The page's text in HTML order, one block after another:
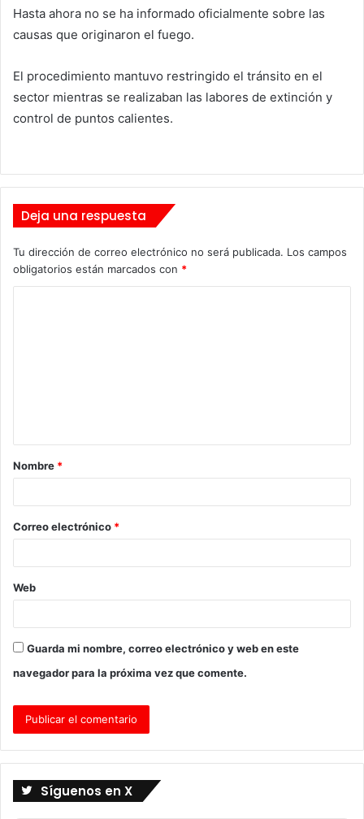
Hasta ahora no se ha informado oficialmente sobre las
causas que originaron el fuego.
El procedimiento mantuvo restringido el tránsito en el
sector mientras se realizaban las labores de extinción y
control de puntos calientes.
Deja una respuesta
Tu dirección de correo electrónico no será publicada. Los campos
obligatorios están marcados con *
a
r
*
Nombre *
Correo electrónico *
Web
Guarda mi nombre, correo electrónico y web en este
navegador para la próxima vez que comente.
Síguenos en X